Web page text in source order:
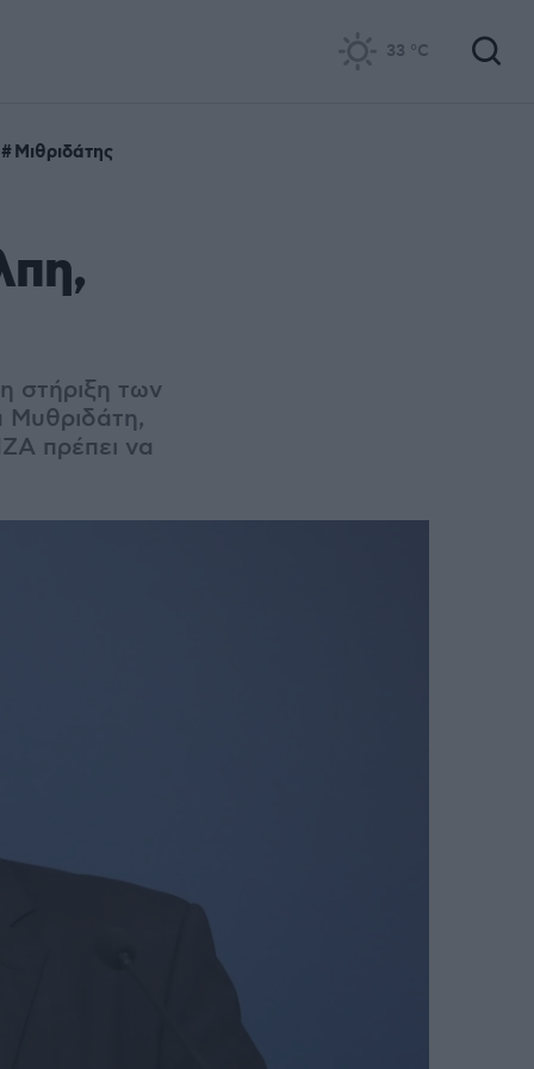
33 °C
Μιθριδάτης
στήριξη των
Μυθριδάτη,
πρέπει να